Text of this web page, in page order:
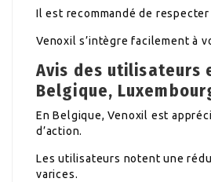
Il est recommandé de
Venoxil s’intègre facilement à
Avis des utilisateurs
Belgique,
En Belgique, Venoxil est
d’action.
Les utilisateurs notent une
varices.